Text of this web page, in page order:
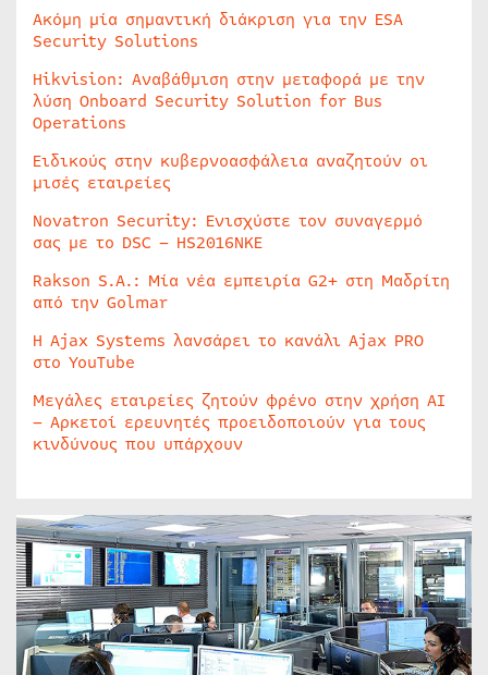
Ακόμη μία σημαντική διάκριση για την ESA
Security Solutions
Hikvision: Αναβάθμιση στην μεταφορά με την
λύση Onboard Security Solution for Bus
Operations
Ειδικούς στην κυβερνοασφάλεια αναζητούν οι
μισές εταιρείες
Novatron Security: Ενισχύστε τον συναγερμό
σας με το DSC – HS2016NKE
Rakson S.A.: Μία νέα εμπειρία G2+ στη Μαδρίτη
από την Golmar
Η Ajax Systems λανσάρει το κανάλι Ajax PRO
στο YouTube
Μεγάλες εταιρείες ζητούν φρένο στην χρήση AI
– Αρκετοί ερευνητές προειδοποιούν για τους
κινδύνους που υπάρχουν